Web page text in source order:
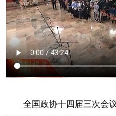
国情
国情 助
海洋 草
全国政协十四届三次会